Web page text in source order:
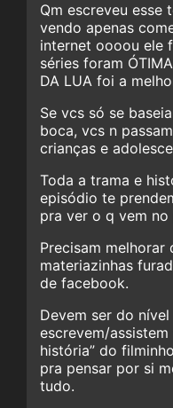
Qm escreveu esse
vendo apenas
internet oooou ele
séries foram
DA LUA foi a
Se vcs só se
boca, vcs n
crianças e
Toda a trama e
episódio te
pra ver o q vem no
Precisam melhorar
materiazinhas
de facebook.
Devem ser do
escrevem/
história” do
pra pensar por si
tudo.